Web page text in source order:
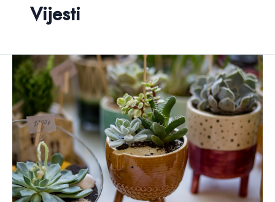
Vijesti
Sukulenti:
Koliko
ih
često
treba
zalijevati
i
što
treba
izbjegavati?